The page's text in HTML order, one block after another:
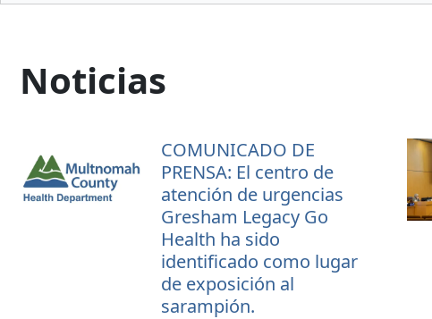
Noticias
COMUNICADO DE
PRENSA: El centro de
atención de urgencias
Gresham Legacy Go
Health ha sido
identificado como lugar
de exposición al
sarampión.